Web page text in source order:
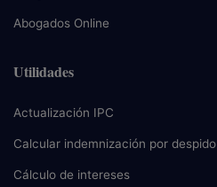
Abogados Online
Utilidades
Actualización IPC
Calcular indemnización por despido
Cálculo de intereses